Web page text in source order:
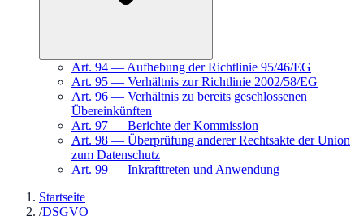
Art. 94 — Aufhebung der Richtlinie 95/46/EG
Art. 95 — Verhältnis zur Richtlinie 2002/58/EG
Art. 96 — Verhältnis zu bereits geschlossenen
Übereinkünften
Art. 97 — Berichte der Kommission
Art. 98 — Überprüfung anderer Rechtsakte der Union
zum Datenschutz
Art. 99 — Inkrafttreten und Anwendung
Startseite
/DSGVO